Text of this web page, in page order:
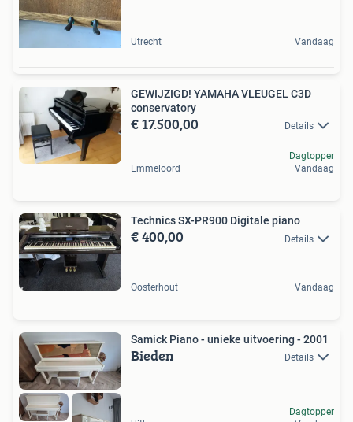
Utrecht Vandaag
GEWIJZIGD! YAMAHA VLEUGEL C3D
conservatory
€ 17.500,00 Details
Emmeloord
Dagtopper
Vandaag
Technics SX-PR900 Digitale piano
€ 400,00 Details
Oosterhout Vandaag
Samick Piano - unieke uitvoering - 2001
Bieden Details
Dagtopper